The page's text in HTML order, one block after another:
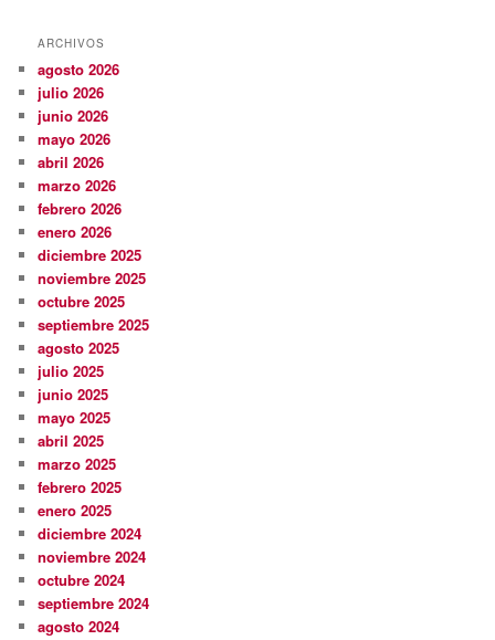
ARCHIVOS
agosto 2026
julio 2026
junio 2026
mayo 2026
abril 2026
marzo 2026
febrero 2026
enero 2026
diciembre 2025
noviembre 2025
octubre 2025
septiembre 2025
agosto 2025
julio 2025
junio 2025
mayo 2025
abril 2025
marzo 2025
febrero 2025
enero 2025
diciembre 2024
noviembre 2024
octubre 2024
septiembre 2024
agosto 2024